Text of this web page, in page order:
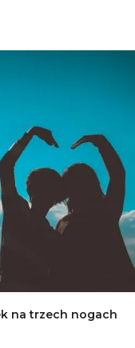
na trzech nogach